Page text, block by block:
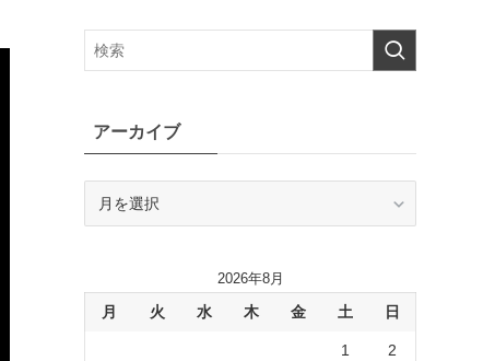
アーカイブ
2026年8月
月 火 水 木 金 土 日
1 2